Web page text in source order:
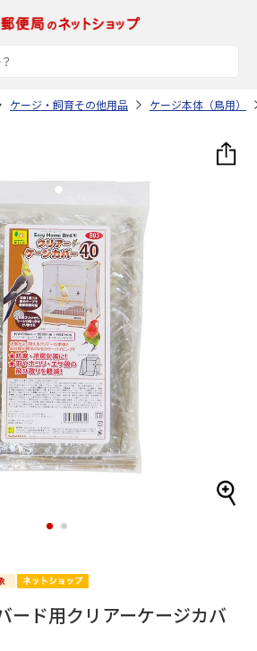
ケージ・飼育その他用品 ケージ本体（鳥用）
1 2
ード用クリアーケージカバ